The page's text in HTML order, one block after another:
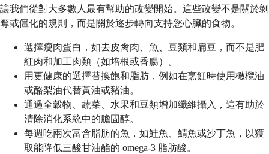
讓我們從對大多數人最有幫助的改變開始。這些改變不是關於剝
奪或僵化的規則，而是關於逐步轉向支持您心臟的食物。
選擇瘦肉蛋白，如去皮禽肉、魚、豆類和扁豆，而不是肥
紅肉和加工肉類（如培根或香腸）。
用更健康的選擇替換飽和脂肪，例如在烹飪時使用橄欖油
或酪梨油代替黃油或豬油。
通過全穀物、蔬菜、水果和豆類增加纖維攝入，這有助於
清除消化系統中的膽固醇。
每週吃兩次富含脂肪的魚，如鮭魚、鯖魚或沙丁魚，以獲
取能降低三酸甘油酯的 omega-3 脂肪酸。